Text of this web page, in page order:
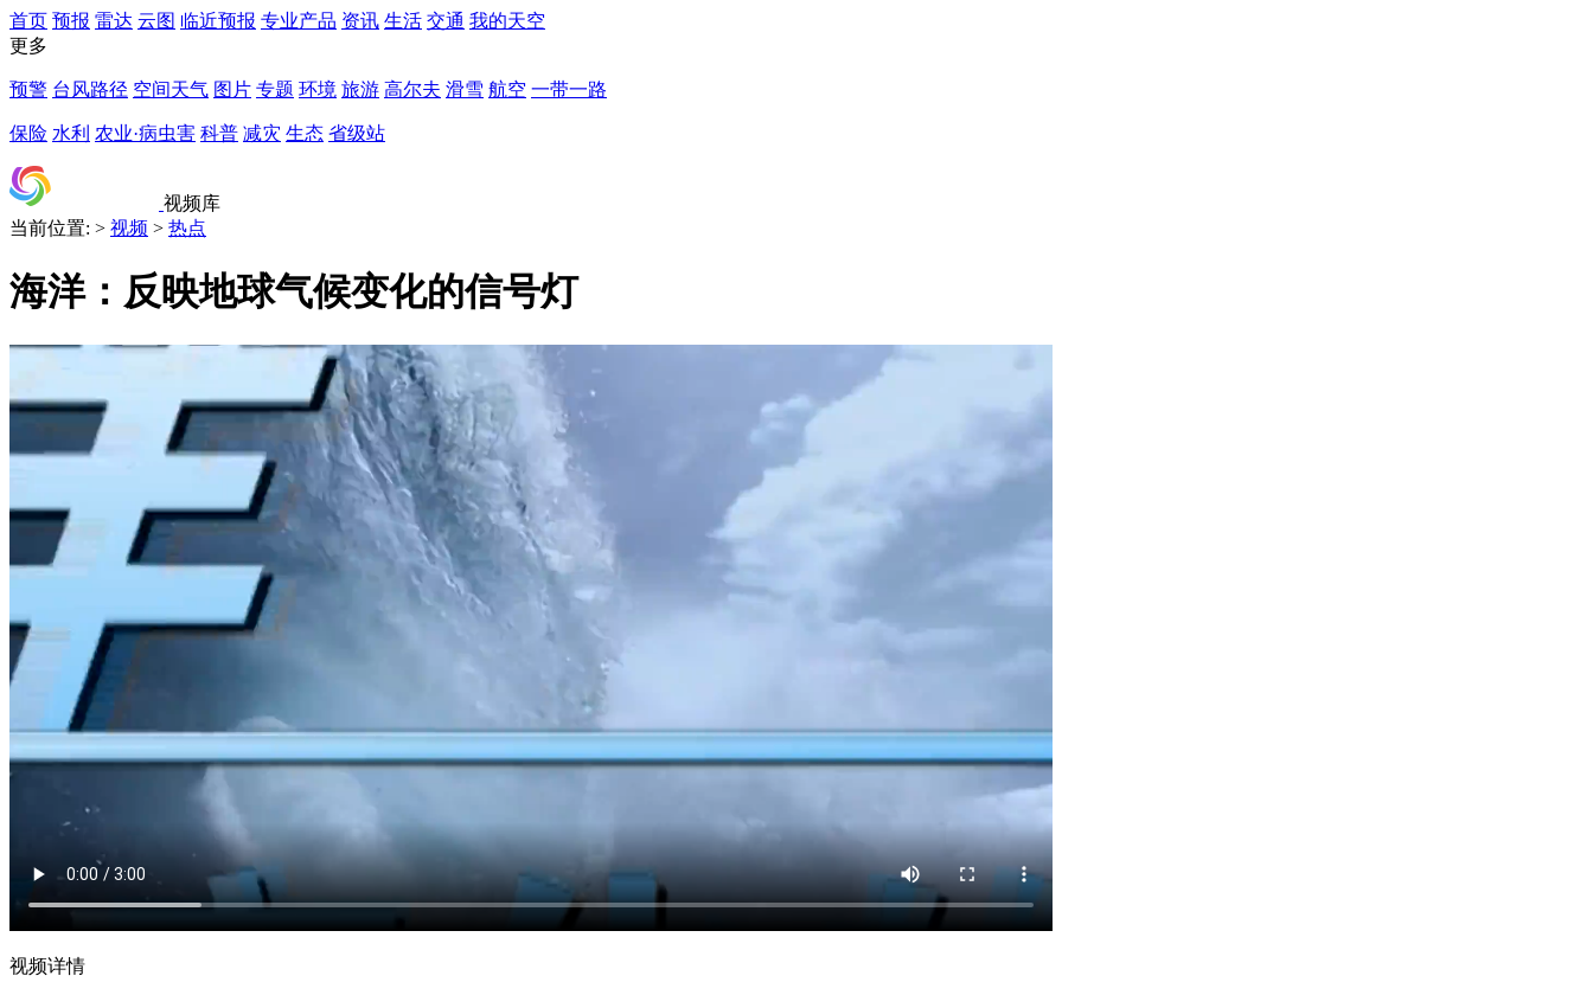
首页 预报 雷达 云图 临近预报 专业产品 资讯 生活 交通 我的天空
更多
预警 台风路径 空间天气 图片 专题 环境 旅游 高尔夫 滑雪 航空 一带一路
保险 水利 农业·病虫害 科普 减灾 生态 省级站
视频库
当前位置: > 视频 > 热点
海洋：反映地球气候变化的信号灯
视频详情